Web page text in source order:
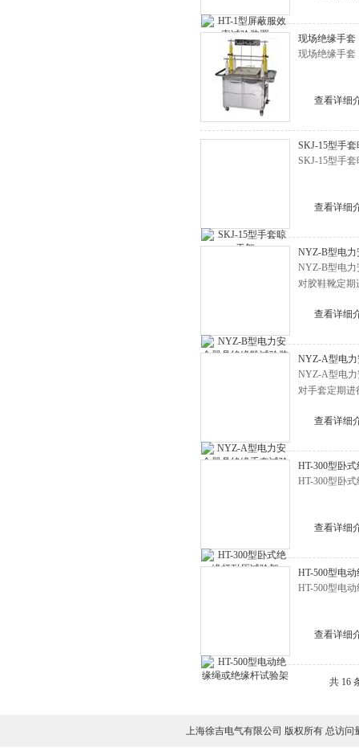
现场绝缘手套
现场绝缘手套
查看详细
SKJ-15型手
SKJ-15型手
查看详细
NYZ-B型电力
NYZ-B型电力
对胶鞋靴定期
查看详细
NYZ-A型电
NYZ-A型电力
对手套定期进
查看详细
HT-300型卧
HT-300型卧
查看详细
HT-500型电
HT-500型电
查看详细
共 16
上海徐吉电气有限公司 版权所有 总访问